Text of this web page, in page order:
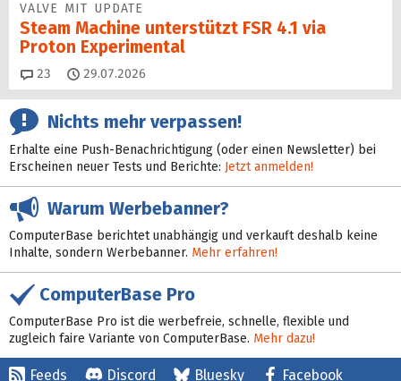
VALVE MIT UPDATE
Steam Machine unterstützt FSR 4.1 via
Proton Experimental
23 Kommentare
29.07.2026
Nichts mehr verpassen!
Erhalte eine Push-Benachrichtigung (oder einen Newsletter) bei
Erscheinen neuer Tests und Berichte: Jetzt anmelden!
Warum Werbebanner?
ComputerBase berichtet unabhängig und verkauft deshalb keine
Inhalte, sondern Werbebanner. Mehr erfahren!
ComputerBase Pro
ComputerBase Pro ist die werbefreie, schnelle, flexible und
zugleich faire Variante von ComputerBase. Mehr dazu!
Feeds Discord Bluesky Facebook